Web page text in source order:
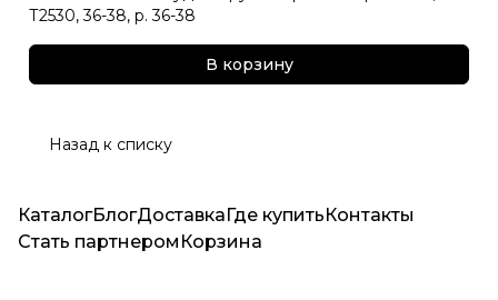
Т2530, 36-38, р. 36-38
В корзину
Назад к списку
КаталогБлогДоставкаГде купитьКонтакты
Стать партнером Корзина